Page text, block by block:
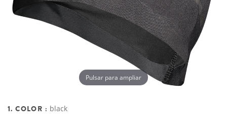
Pulsar para ampliar
1. COLOR : black